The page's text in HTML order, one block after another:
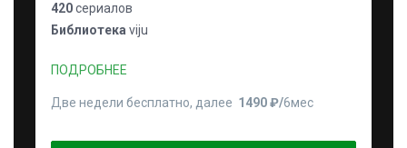
420сериалов
Библиотека viju
ПОДРОБНЕЕ
Две недели бесплатно, далее 1490 ₽⁠/⁠6мес